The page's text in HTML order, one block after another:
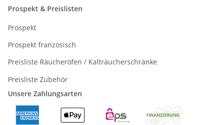
Prospekt & Preislisten
Prospekt
Prospekt französisch
Preisliste Räucheröfen / Kalträucherschränke
Preisliste Zubehör
Unsere Zahlungsarten